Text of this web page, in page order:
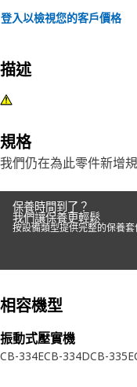
登入以檢視您的客戶價格
描述
規格
我們仍在為此零件新增
保養時間到了？
我們讓保養更輕鬆
按設備類型提供完整的保養
相容機型
振動式壓實機
CB-334ECB-334DCB-335E